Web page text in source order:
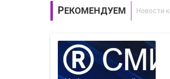
РЕКОМЕНДУЕМ